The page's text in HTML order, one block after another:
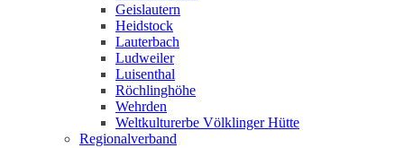
Geislautern
Heidstock
Lauterbach
Ludweiler
Luisenthal
Röchlinghöhe
Wehrden
Weltkulturerbe Völklinger Hütte
Regionalverband